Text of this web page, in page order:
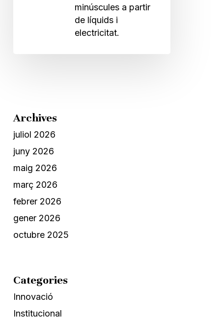
minúscules a partir
de líquids i
electricitat.
Archives
juliol 2026
juny 2026
maig 2026
març 2026
febrer 2026
gener 2026
octubre 2025
Categories
Innovació
Institucional